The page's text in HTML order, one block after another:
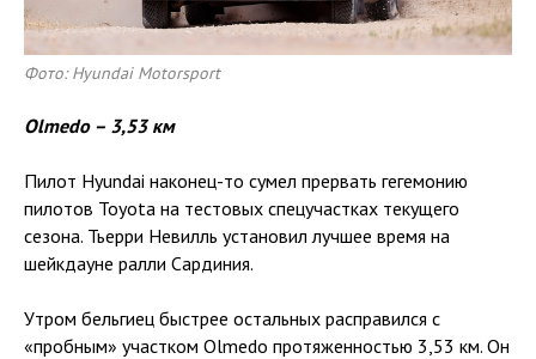
Фото: Hyundai Motorsport
Olmedo – 3,53 км
Пилот Hyundai наконец-то сумел прервать гегемонию
пилотов Toyota на тестовых спецучастках текущего
сезона. Тьерри Невилль установил лучшее время на
шейкдауне ралли Сардиния.
Утром бельгиец быстрее остальных расправился с
«пробным» участком Olmedo протяженностью 3,53 км. Он